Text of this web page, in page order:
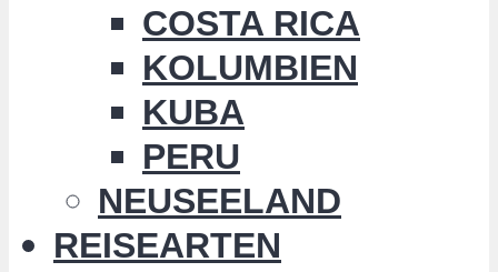
COSTA RICA
KOLUMBIEN
KUBA
PERU
NEUSEELAND
REISEARTEN